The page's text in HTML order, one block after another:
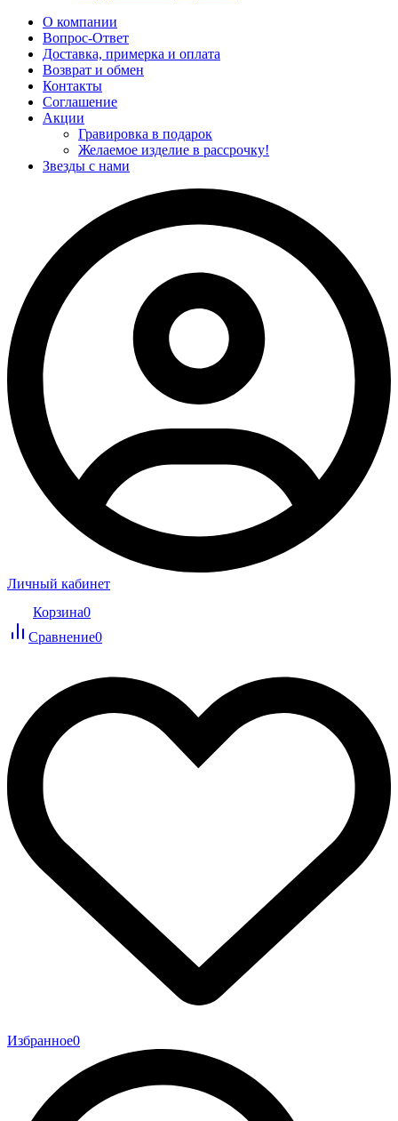
О компании
Вопрос-Ответ
Доставка, примерка и оплата
Возврат и обмен
Контакты
Соглашение
Акции
Гравировка в подарок
Желаемое изделие в рассрочку!
Звезды с нами
Личный кабинет
Корзина0
Сравнение0
Избранное0